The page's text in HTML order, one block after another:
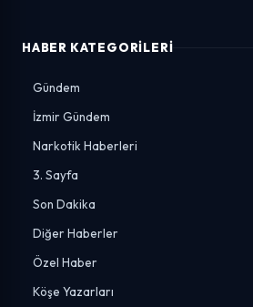
HABER KATEGORILERI
Gündem
İzmir Gündem
Narkotik Haberleri
3. Sayfa
Son Dakika
Diğer Haberler
Özel Haber
Köşe Yazarları